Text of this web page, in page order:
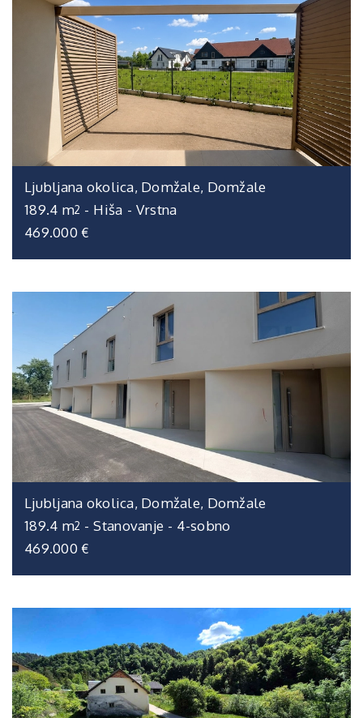
Ljubljana okolica, Domžale, Domžale
189.4 m2 - Hiša - Vrstna
469.000 €
Ljubljana okolica, Domžale, Domžale
189.4 m2 - Stanovanje - 4-sobno
469.000 €